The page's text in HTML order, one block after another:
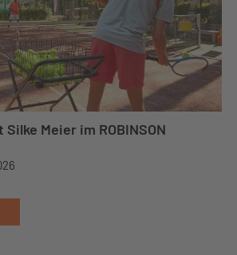
Meier im ROBINSON